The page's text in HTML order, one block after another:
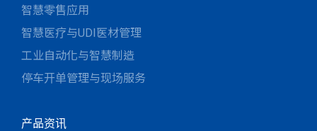
智慧零售应用
智慧医疗与UDI医材管理
工业自动化与智慧制造
停车开单管理与现场服务
产品资讯